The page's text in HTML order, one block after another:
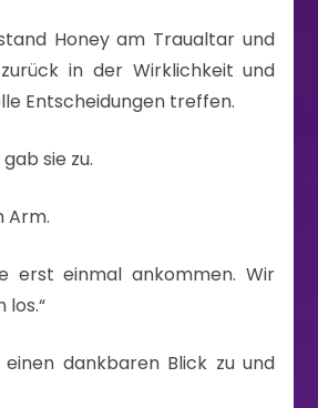
Honey am Traualtar und
in der Wirklichkeit und
Entscheidungen treffen.
sie zu.
Arm.
erst einmal ankommen. Wir
los.“
dankbaren Blick zu und